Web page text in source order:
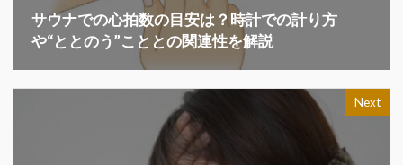
サウナでの心拍数の目安は？時計での計り方
や“ととのう”こととの関連性を解説
Next